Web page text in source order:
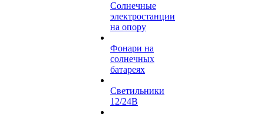
Солнечные
электростанции
на опору
Фонари на
солнечных
батареях
Светильники
12/24В